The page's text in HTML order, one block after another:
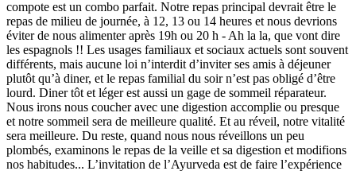
compote est un combo parfait. Notre repas principal devrait être le
repas de milieu de journée, à 12, 13 ou 14 heures et nous devrions
éviter de nous alimenter après 19h ou 20 h - Ah la la, que vont dire
les espagnols !! Les usages familiaux et sociaux actuels sont souvent
différents, mais aucune loi n’interdit d’inviter ses amis à déjeuner
plutôt qu’à diner, et le repas familial du soir n’est pas obligé d’être
lourd. Diner tôt et léger est aussi un gage de sommeil réparateur.
Nous irons nous coucher avec une digestion accomplie ou presque
et notre sommeil sera de meilleure qualité. Et au réveil, notre vitalité
sera meilleure. Du reste, quand nous nous réveillons un peu
plombés, examinons le repas de la veille et sa digestion et modifions
nos habitudes... L’invitation de l’Ayurveda est de faire l’expérience